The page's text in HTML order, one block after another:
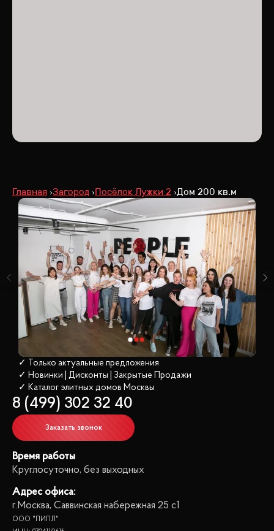
Главная Загород Посёлок Лужки 2 Дом 200 кв.м
✓ Только актуальные предложения
✓ Новинки | Дисконты | Закрытые Продажи
✓ Каталог элитных домов Москвы
8 (499) 302 32 40
Заказать звонок
Время работы
Круглосуточно, без выходных
Адрес офиса:
г.Москва, Саввинская набережная 25 с1
ООО "ПИПЛ"